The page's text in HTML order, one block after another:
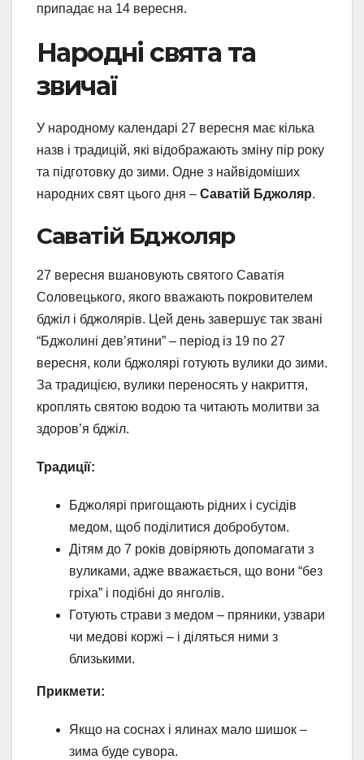
припадає на 14 вересня.
Народні свята та
звичаї
У народному календарі 27 вересня має кілька
назв і традицій, які відображають зміну пір року
та підготовку до зими. Одне з найвідоміших
народних свят цього дня – Саватій Бджоляр.
Саватій Бджоляр
27 вересня вшановують святого Саватія
Соловецького, якого вважають покровителем
бджіл і бджолярів. Цей день завершує так звані
“Бджолині дев’ятини” – період із 19 по 27
вересня, коли бджолярі готують вулики до зими.
За традицією, вулики переносять у накриття,
кроплять святою водою та читають молитви за
здоров’я бджіл.
Традиції:
Бджолярі пригощають рідних і сусідів
медом, щоб поділитися добробутом.
Дітям до 7 років довіряють допомагати з
вуликами, адже вважається, що вони “без
гріха” і подібні до янголів.
Готують страви з медом – пряники, узвари
чи медові коржі – і діляться ними з
близькими.
Прикмети:
Якщо на соснах і ялинах мало шишок –
зима буде сувора.